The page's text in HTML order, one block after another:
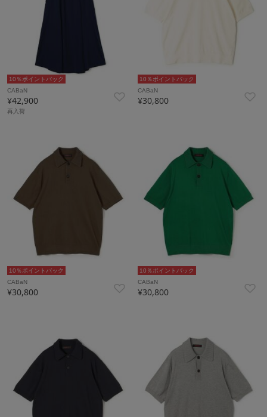
10％ポイントバック
CABaN
¥42,900
再入荷
10％ポイントバック
CABaN
¥30,800
10％ポイントバック
CABaN
¥30,800
10％ポイントバック
CABaN
¥30,800